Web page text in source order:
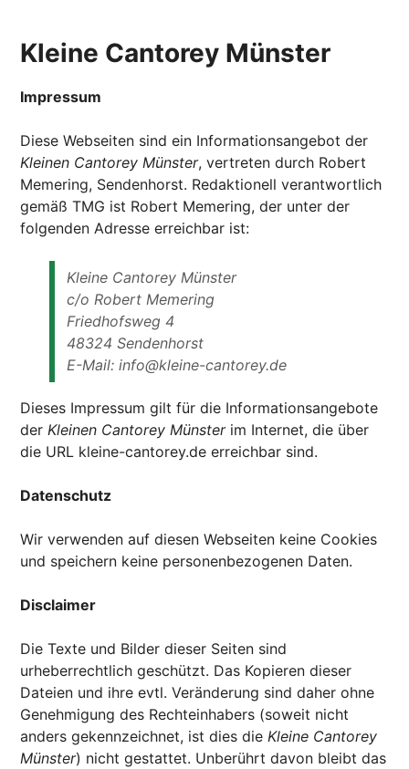
Kleine Cantorey Münster
Impressum
Diese Webseiten sind ein Informationsangebot der
Kleinen Cantorey Münster, vertreten durch Robert
Memering, Sendenhorst. Redaktionell verantwortlich
gemäß TMG ist Robert Memering, der unter der
folgenden Adresse erreichbar ist:
Kleine Cantorey Münster
c/o Robert Memering
Friedhofsweg 4
48324 Sendenhorst
E-Mail: info@kleine-cantorey.de
Dieses Impressum gilt für die Informationsangebote
der Kleinen Cantorey Münsterim Internet, die über
die URL kleine-cantorey.de erreichbar sind.
Datenschutz
Wir verwenden auf diesen Webseiten keine Cookies
und speichern keine personenbezogenen Daten.
Disclaimer
Die Texte und Bilder dieser Seiten sind
urheberrechtlich geschützt. Das Kopieren dieser
Dateien und ihre evtl. Veränderung sind daher ohne
Genehmigung des Rechteinhabers (soweit nicht
anders gekennzeichnet, ist dies die Kleine Cantorey
Münster) nicht gestattet. Unberührt davon bleibt das